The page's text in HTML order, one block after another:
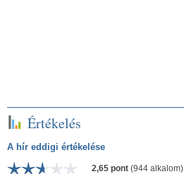
Értékelés
A hír eddigi értékelése
2,65 pont (944 alkalom)